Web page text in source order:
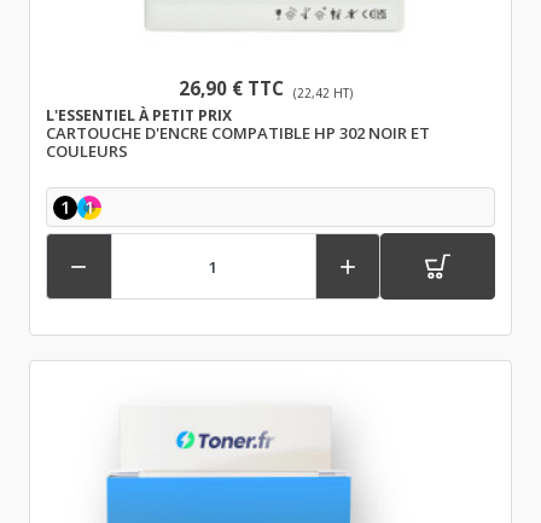
26,90 € TTC (22,42 HT)
L'ESSENTIEL À PETIT PRIX
CARTOUCHE D'ENCRE COMPATIBLE HP 302 NOIR ET
COULEURS
1 1
 